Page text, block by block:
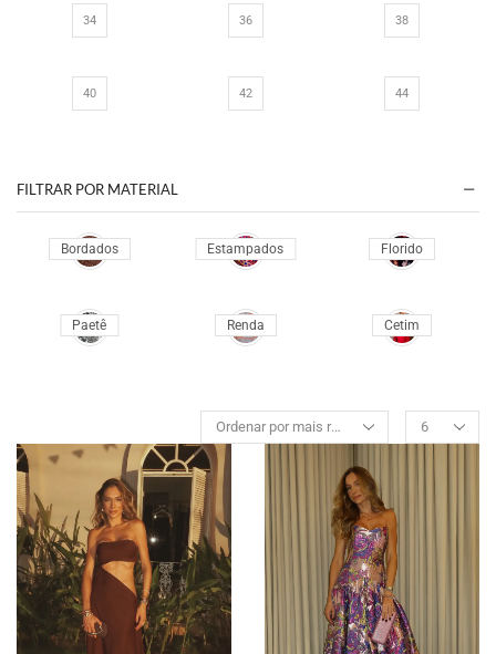
34 36 38
40 42 44
48
FILTRAR POR MATERIAL